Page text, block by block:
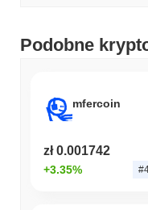
Podobne
mfercoin
zł 0.001742
+3.35%